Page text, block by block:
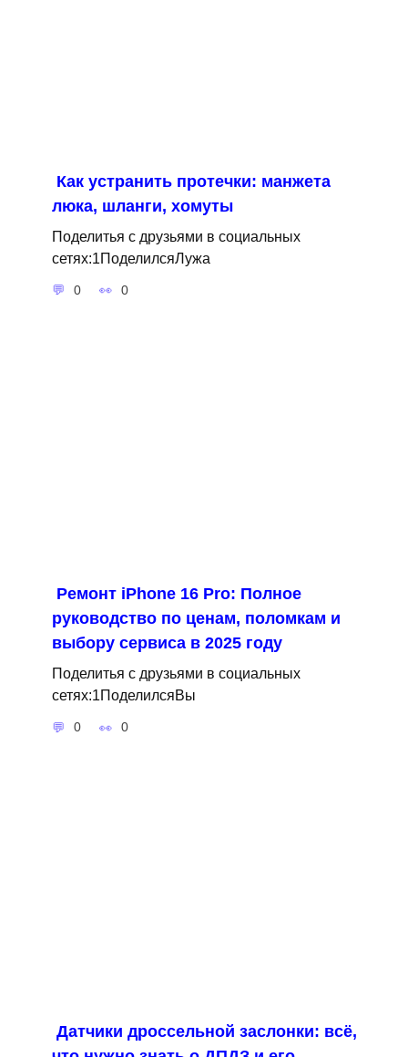
Как устранить протечки: манжета
люка, шланги, хомуты
Поделитья с друзьями в социальных
сетях:1ПоделилсяЛужа
0 0
Ремонт iPhone 16 Pro: Полное
руководство по ценам, поломкам и
выбору сервиса в 2025 году
Поделитья с друзьями в социальных
сетях:1ПоделилсяВы
0 0
Датчики дроссельной заслонки: всё,